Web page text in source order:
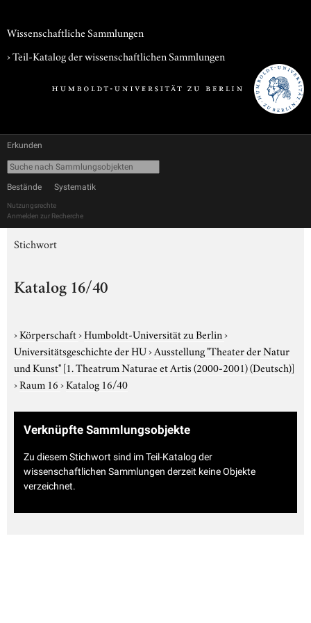
Wissenschaftliche Sammlungen
› Teil-Katalog der wissenschaftlichen Sammlungen
Erkunden
Bestände Systematik
Nutzungsrechte
Anmelden zur Recherche
Stichwort
Katalog 16/40
›Körperschaft›Humboldt-Universität zu Berlin›
Universitätsgeschichte der HU›Ausstellung "Theater der Natur
und Kunst"[1. Theatrum Naturae et Artis (2000-2001) (Deutsch)]
›Raum 16›Katalog 16/40
Verknüpfte Sammlungsobjekte
Zu diesem Stichwort sind im Teil-Katalog der
wissenschaftlichen Sammlungen derzeit keine Objekte
verzeichnet.